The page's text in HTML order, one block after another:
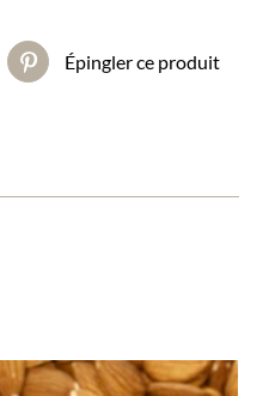
Épingler ce produit